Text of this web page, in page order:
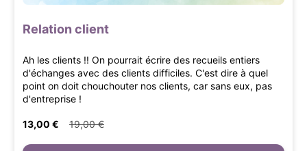
Relation client
Ah les clients !! On pourrait écrire des recueils entiers
d'échanges avec des clients difficiles. C'est dire à quel
point on doit chouchouter nos clients, car sans eux, pas
d'entreprise !
13,00 € 19,00 €